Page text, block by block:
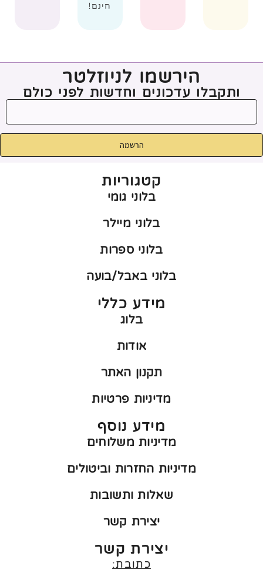
חינם!
הירשמו לניוזלטר
ותקבלו עדכונים וחדשות לפני כולם
הרשמה
קטגוריות
בלוני גומי
בלוני מיילר
בלוני ספרות
בלוני באבל/בועה
מידע כללי
בלוג
אודות
תקנון האתר
מדיניות פרטיות
מידע נוסף
מדיניות משלוחים
מדיניות החזרות וביטולים
שאלות ותשובות
יצירת קשר
יצירת קשר
כתובת: